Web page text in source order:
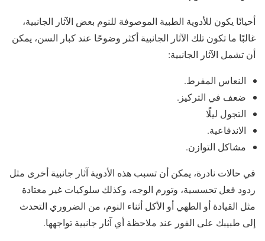
أحيانًا يكون للأدوية الطبية الموصوفة للنوم بعض الآثار الجانبية،
غالبًا ما تكون تلك الآثار الجانبية أكثر وضوحًا عند كبار السن، يمكن
أن تشمل الآثار الجانبية:
النعاس المفرط.
ضعف في التركيز.
التجول ليلًا
الاندفاعية.
مشاكل التوازن.
في حالات نادرة، يمكن أن تسبب هذه الأدوية آثار جانبية أخرى مثل
ردود فعل تحسسية، وتورم الوجه، وكذلك سلوكيات غير معتادة
مثل القيادة أو الطهي أو الأكل أثناء النوم، من الضروري التحدث
إلى طبيبك على الفور عند ملاحظة أي آثار جانبية تواجهها.